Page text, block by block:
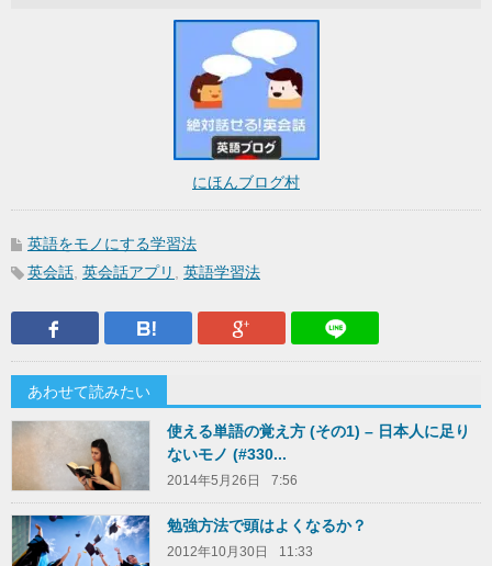
にほんブログ村
英語をモノにする学習法
英会話 英会話アプリ 英語学習法
Facebook はてなブックマークGoogle Plus
あわせて読みたい
使える単語の覚え方 (その1) – 日本人に足り
ないモノ (#330...
2014年5月26日 7:56
勉強方法で頭はよくなるか？
2012年10月30日 11:33